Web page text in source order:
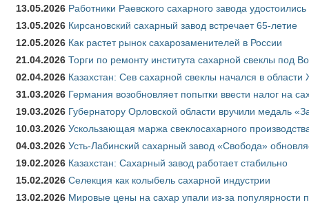
13.05.2026 Работники Раевского сахарного завода удостоились
13.05.2026 Кирсановский сахарный завод встречает 65-летие
12.05.2026 Как растет рынок сахарозаменителей в России
21.04.2026 Торги по ремонту института сахарной свеклы под
02.04.2026 Казахстан: Сев сахарной свеклы начался в области
31.03.2026 Германия возобновляет попытки ввести налог на
19.03.2026 Губернатору Орловской области вручили медаль
10.03.2026 Ускользающая маржа свеклосахарного
04.03.2026 Усть-Лабинский сахарный завод «Свобода»
19.02.2026 Казахстан: Сахарный завод работает стабильно
15.02.2026 Селекция как колыбель сахарной индустрии
13.02.2026 Мировые цены на сахар упали из-за популярности